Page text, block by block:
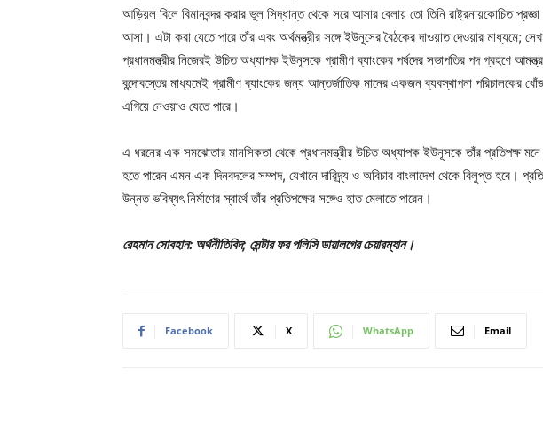
আড়িয়ল বিলে বিমানবন্দর করার ভুল সিদ্ধান্ত থেকে সরে আসার বেলায় তো তিনি রাষ্ট্রনায়কোচিত
আসা। এটা করা যেতে পারে তাঁর এবং অর্থমন্ত্রীর সঙ্গে ইউনূসের বৈঠকের দাওয়াত দেওয়ার মাধ্যমে;
প্রধানমন্ত্রীর নিজেরই উচিত অধ্যাপক ইউনূসকে গ্রামীণ ব্যাংকের পর্ষদের সভাপতির পদ গ্রহণে
বন্দোবস্তের মাধ্যমেই গ্রামীণ ব্যাংকের জন্য আন্তর্জাতিক মানের একজন ব্যবস্থাপনা পরিচালকের
এগিয়ে নেওয়াও যেতে পারে।
এ ধরনের এক সমঝোতার মানসিকতা থেকে প্রধানমন্ত্রীর উচিত অধ্যাপক ইউনূসকে তাঁর প্রতিপক্ষ মনে
হতে পারেন এমন এক দিনবদলের সম্পদ, যেখানে দারিদ্র্য ও অবিচার বাংলাদেশ থেকে বিলুপ্ত হবে।
উন্নত ভবিষ্যৎ নির্মাণের স্বার্থে তাঁর প্রতিপক্ষের সঙ্গেও হাত মেলাতে পারেন।
রেহমান সোবহান: অর্থনীতিবিদ; সেন্টার ফর পলিসি ডায়ালগের চেয়ারম্যান।
Facebook X WhatsApp Email